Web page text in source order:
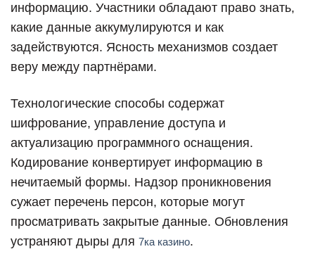
информацию. Участники обладают право знать,
какие данные аккумулируются и как
задействуются. Ясность механизмов создает
веру между партнёрами.
Технологические способы содержат
шифрование, управление доступа и
актуализацию программного оснащения.
Кодирование конвертирует информацию в
нечитаемый формы. Надзор проникновения
сужает перечень персон, которые могут
просматривать закрытые данные. Обновления
устраняют дыры для 7ка казино.